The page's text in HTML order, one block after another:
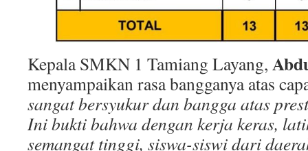
Kepala SMKN 1 Tamiang Layang,
menyampaikan rasa bangganya atas
sangat bersyukur dan bangga atas
Ini bukti bahwa dengan kerja keras,
semangat tinggi, siswa-siswi dari